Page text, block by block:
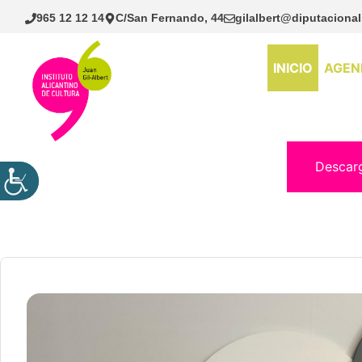
Saltar
965 12 12 14 C/San Fernando, 44
INICIO